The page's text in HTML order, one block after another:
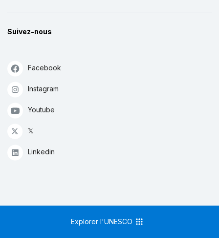
Suivez-nous
Facebook
Instagram
Youtube
𝕏
Linkedin
Explorer l'UNESCO